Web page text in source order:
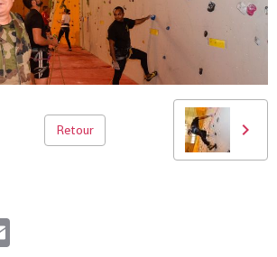
Retour